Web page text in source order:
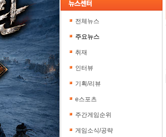
전체뉴스
주요뉴스
취재
인터뷰
기획/리뷰
e스포츠
주간게임순위
게임소식/공략